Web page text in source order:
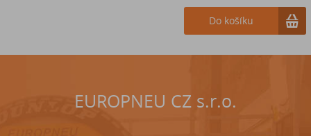
Do košíku
Do košíku
EUROPNEU CZ s.r.o.